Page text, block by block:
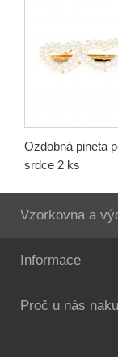
Ozdobná pineta
srdce 2 ks
Vzorkovna a
Informace
Proč u nás